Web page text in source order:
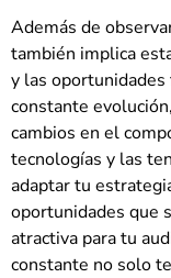
Además de
también implica
y las
constante
cambios en el
tecnologías y las
adaptar tu
oportunidades que
atractiva para tu
constante no solo